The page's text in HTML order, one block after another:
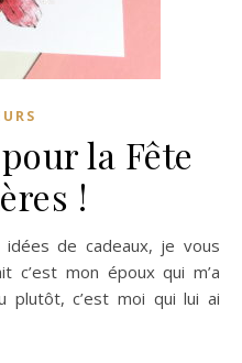
la Fête
!
c’est mon époux qui m’a
plutôt, c’est moi qui lui ai